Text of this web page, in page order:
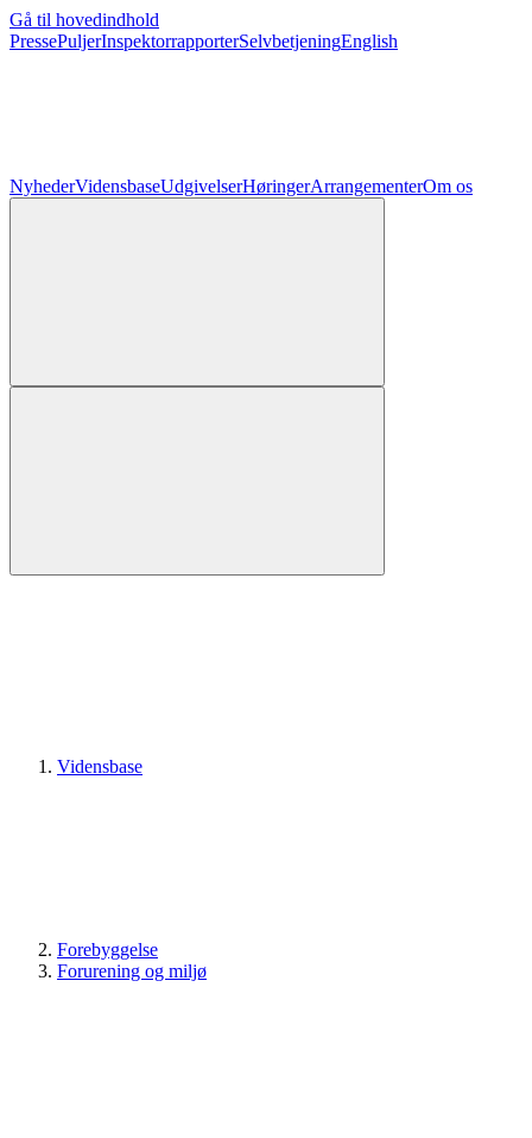
Gå til hovedindhold
PressePuljerInspektorrapporterSelvbetjeningEnglish
NyhederVidensbaseUdgivelserHøringerArrangementerOm os
Vidensbase
Forebyggelse
Forurening og miljø